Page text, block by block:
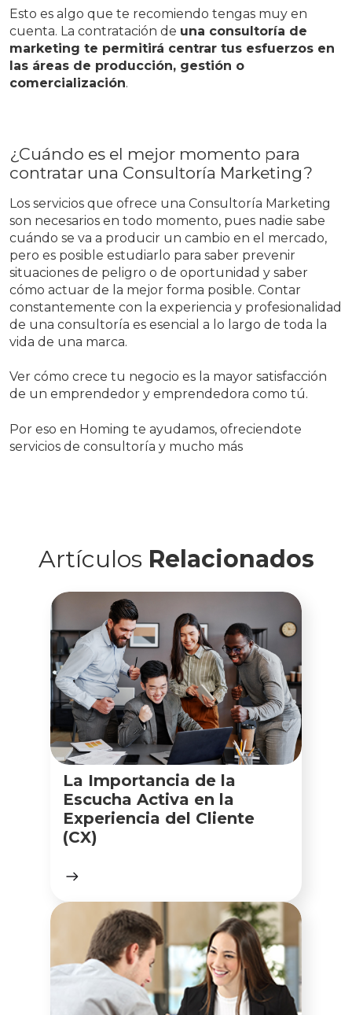
Esto es algo que te recomiendo tengas muy en
cuenta. La contratación de una consultoría de
marketing te permitirá centrar tus esfuerzos en
las áreas de producción, gestión o
comercialización.
¿Cuándo es el mejor momento para
contratar una Consultoría Marketing?
Los servicios que ofrece una Consultoría Marketing
son necesarios en todo momento, pues nadie sabe
cuándo se va a producir un cambio en el mercado,
pero es posible estudiarlo para saber prevenir
situaciones de peligro o de oportunidad y saber
cómo actuar de la mejor forma posible. Contar
constantemente con la experiencia y profesionalidad
de una consultoría es esencial a lo largo de toda la
vida de una marca.
Ver cómo crece tu negocio es la mayor satisfacción
de un emprendedor y emprendedora como tú.
Por eso en Homing te ayudamos, ofreciendote
servicios de consultoría y mucho más
Artículos Relacionados
La Importancia de la
Escucha Activa en la
Experiencia del Cliente
(CX)